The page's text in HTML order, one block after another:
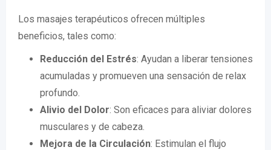
Los masajes terapéuticos ofrecen múltiples
beneficios, tales como:
Reducción del Estrés: Ayudan a liberar tensiones
acumuladas y promueven una sensación de relax
profundo.
Alivio del Dolor: Son eficaces para aliviar dolores
musculares y de cabeza.
Mejora de la Circulación: Estimulan el flujo